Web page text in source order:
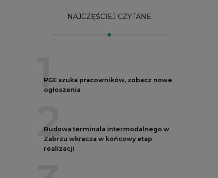
4
Do końca sierpnia trzeba złożyć wniosek
5
Spółka Polskie Elektrownie Jądrowe
zaprasza do wysyłania CV